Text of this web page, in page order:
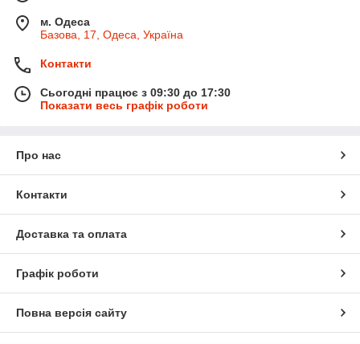
м. Одеса
Базова, 17, Одеса, Україна
Контакти
Сьогодні працює з 09:30 до 17:30
Показати весь графік роботи
Про нас
Контакти
Доставка та оплата
Графік роботи
Повна версія сайту